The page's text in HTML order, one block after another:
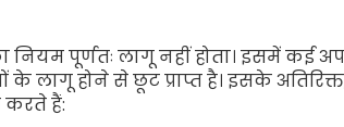
नियम पूर्णतः लागू नहीं होता। इसमें कई
के लागू होने से छूट प्राप्त है। इसके अतिरिक्त
करते हैं: